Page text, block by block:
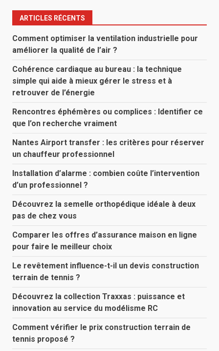
ARTICLES RÉCENTS
Comment optimiser la ventilation industrielle pour
améliorer la qualité de l’air ?
Cohérence cardiaque au bureau : la technique
simple qui aide à mieux gérer le stress et à
retrouver de l’énergie
Rencontres éphémères ou complices : Identifier ce
que l’on recherche vraiment
Nantes Airport transfer : les critères pour réserver
un chauffeur professionnel
Installation d’alarme : combien coûte l’intervention
d’un professionnel ?
Découvrez la semelle orthopédique idéale à deux
pas de chez vous
Comparer les offres d’assurance maison en ligne
pour faire le meilleur choix
Le revêtement influence-t-il un devis construction
terrain de tennis ?
Découvrez la collection Traxxas : puissance et
innovation au service du modélisme RC
Comment vérifier le prix construction terrain de
tennis proposé ?